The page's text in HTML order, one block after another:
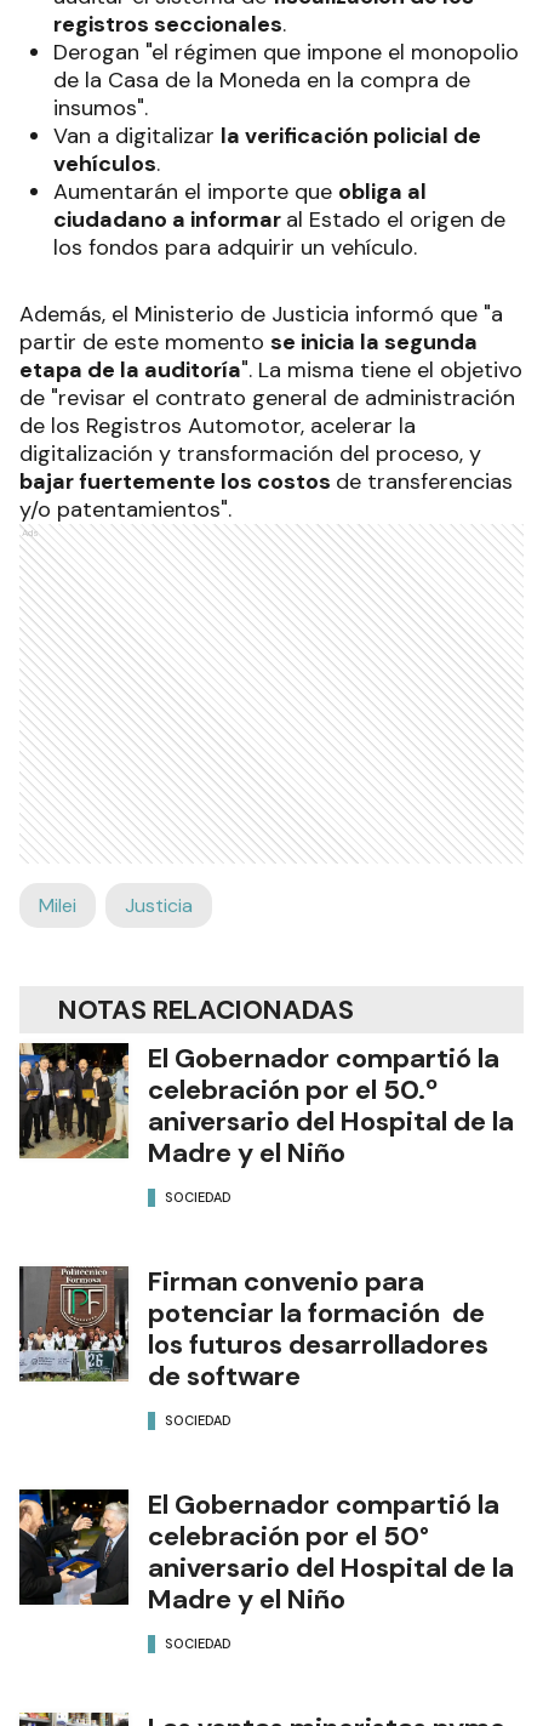
registros seccionales.
Derogan "el régimen que impone el monopolio
de la Casa de la Moneda en la compra de
insumos".
Van a digitalizar la verificación policial de
vehículos.
Aumentarán el importe que obliga al
ciudadano a informar al Estado el origen de
los fondos para adquirir un vehículo.
Además, el Ministerio de Justicia informó que "a
partir de este momento se inicia la segunda
etapa de la auditoría". La misma tiene el objetivo
de "revisar el contrato general de administración
de los Registros Automotor, acelerar la
digitalización y transformación del proceso, y
bajar fuertemente los costos de transferencias
y/o patentamientos".
Ads
Milei Justicia
NOTAS RELACIONADAS
El Gobernador compartió la
celebración por el 50.º
aniversario del Hospital de la
Madre y el Niño
SOCIEDAD
Firman convenio para
potenciar la formación de
los futuros desarrolladores
de software
SOCIEDAD
El Gobernador compartió la
celebración por el 50°
aniversario del Hospital de la
Madre y el Niño
SOCIEDAD